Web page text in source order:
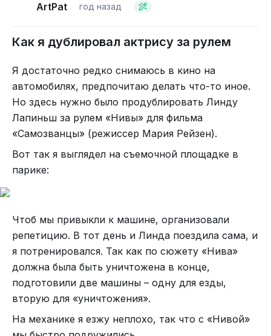
специальная технология DHT (Dedicated Hybrid
Transmission). И у премиального кроссовера 07, и
у представительского минивэна 80 есть 1,5-
литровый бензиновый двигатель и два
электромотора – передний агрегатирован с
двухступенчатой трансмиссией, а другой
расположен на задней оси и используется при
момент и, кроме того, оснащать автомобиль
полным приводом с минимальными затратами.
Подчеркнем факт использования
двухступенчатой трансмиссии. Благодаря тому,
что основные элементы силового блока –
электромоторы c их широчайшим диапазоном
рабочих оборотов, гибриды Wey не нуждаются в
ArtPat год назад
Как я дублировал актрису за рулем
Я достаточно редко снимаюсь в кино на
автомобилях, предпочитаю делать что-то иное.
Но здесь нужно было продублировать Линду
Лапиньш за рулем «Нивы» для фильма
«Самозванцы» (режиссер Мария Рейзен).
Вот так я выглядел на съемочной площадке в
парике:
Чтоб мы привыкли к машине, организовали
репетицию. В тот день и Линда поездила сама, и
я потренировался. Так как по сюжету «Нива»
должна была быть уничтожена в конце,
подготовили две машины – одну для езды,
вторую для «уничтожения».
На механике я езжу неплохо, так что с «Нивой»